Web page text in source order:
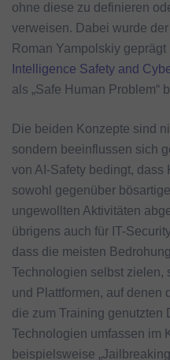
ohne diese zu definieren
verweisen. Dabei wurde
Roman Yampolskiy geprägt
Intelligence Safety and
als „Safe Human Problem“
Die beiden Konzepte sind
sondern beeinflussen sich
von AI-Safety bedingt, dass
sowohl gegenüber
ungewollten Aktivitäten
übrigens auch für IT-
dass die meisten
Technologien selbst zielen,
und Plattformen, auf denen
die zum Training genutzten
Technologien umfassen im
beispielsweise